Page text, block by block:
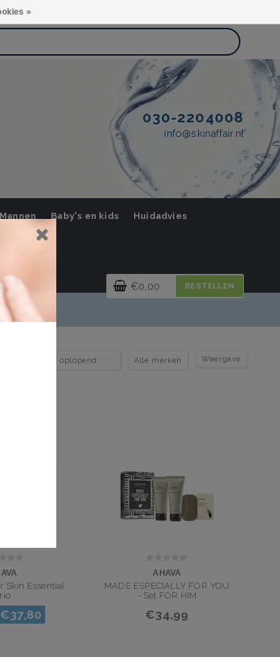
030-2204008
info@skinaffair.nl
Baby's en kids Huidadvies
€0,00 BESTELLEN
Weergave
Skin Essential
€37,80
AHAVA
MADE ESPECIALLY FOR YOU
- Set FOR HIM
€34,99
»